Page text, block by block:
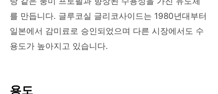
를 만듭니다. 글루코실 글리코사이드는 1980년대부터
일본에서 감미료로 승인되었으며 다른 시장에서도 수
용도가 높아지고 있습니다.
용도